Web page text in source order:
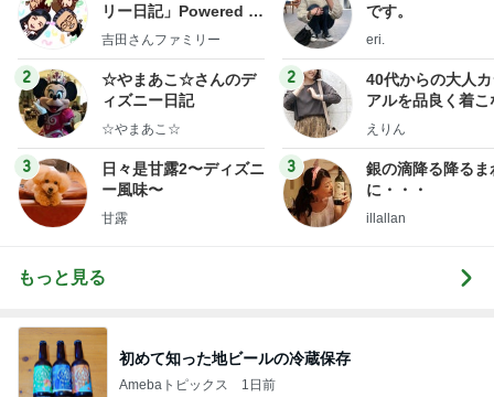
リー日記」Powered b
y Ameba 吉田さんファ
ログ
吉田さんファミリー
2
☆やまあこ☆さんのデ
ィズニー日記
☆やまあこ☆
3
日々是甘露2〜ディズニ
ー風味〜
甘露
です。
eri.
2
40代からの大人
アルを品良く着こ
ファッションブロ
えりん
3
銀の滴降る降るま
に・・・
illallan
もっと見る
初めて知った地ビールの冷蔵保存
Amebaトピックス 1日前